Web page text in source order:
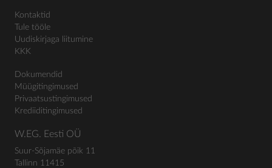
Kontaktid
Tule tööle
Uudiskirjaga liitumine
KKK
Dokumendid
Müügitingimused
Privaatsustingimused
Krediiditingimused
W.EG. Eesti OÜ
Suur-Sõjamäe põik 11
Tallinn 11415